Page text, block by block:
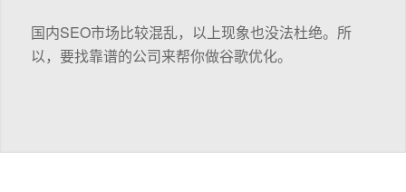
国内SEO市场比较混乱，以上现象也没法杜绝。所
以，要找靠谱的公司来帮你做谷歌优化。